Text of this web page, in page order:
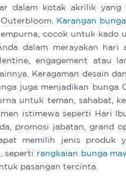
dalam kotak akrilik yang
Karangan bunga
cocok untuk kado
dalam merayakan hari
engagement atau
Keragaman desain
juga menjadikan bunga
untuk teman, sahabat,
istimewa seperti Hari
promosi jabatan, grand
memilih jenis produk
seperti rangkaian bunga
pasangan tercinta.